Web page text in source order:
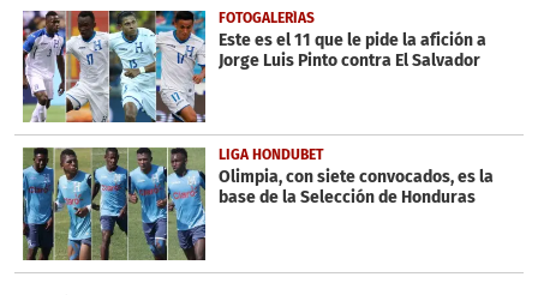
29
seconds
FOTOGALERÍAS
Este es el 11 que le pide la afición a
Jorge Luis Pinto contra El Salvador
LIGA HONDUBET
Olimpia, con siete convocados, es la
base de la Selección de Honduras